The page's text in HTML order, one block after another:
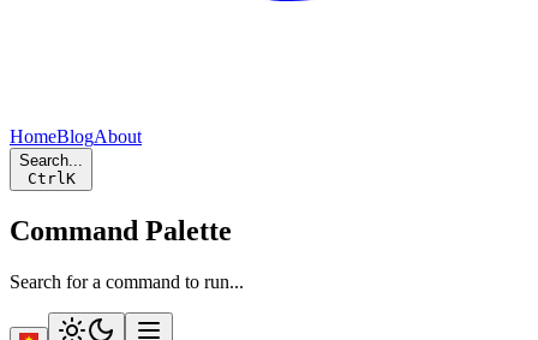
HomeBlogAbout
Search...
CtrlK
Command Palette
Search for a command to run...